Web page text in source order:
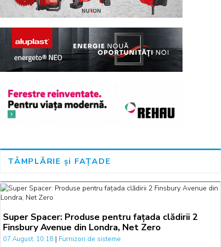
TÂMPLĂRIE și FAȚADE
Super Spacer: Produse pentru fațada clădirii 2
Finsbury Avenue din Londra, Net Zero
07 August, 10:18 | Furnizori de sisteme